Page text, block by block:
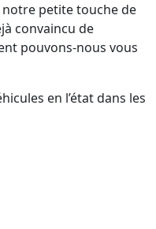
petite touche de
convaincu de
pouvons-nous vous
en l’état dans les